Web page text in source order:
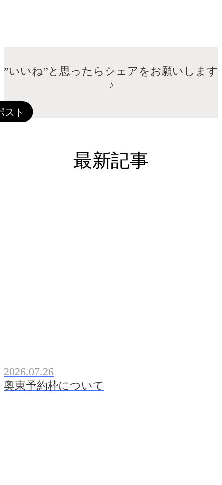
”いいね”と思ったらシェアをお願いします
♪
最新記事
2026.07.26
奥東予約枠について